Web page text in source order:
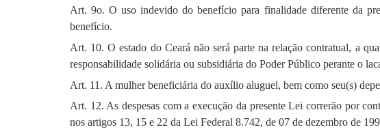
Art. 9o. O uso indevido do benefício para finalidade diferente da
benefício.
Art. 10. O estado do Ceará não será parte na relação contratual, a
responsabilidade solidária ou subsidiária do Poder Público perante o
Art. 11. A mulher beneficiária do auxílio aluguel, bem como seu(s)
Art. 12. As despesas com a execução da presente Lei correrão por
nos artigos 13, 15 e 22 da Lei Federal 8.742, de 07 de dezembro de